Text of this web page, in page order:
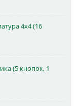
4x4 (16
(5 кнопок, 1